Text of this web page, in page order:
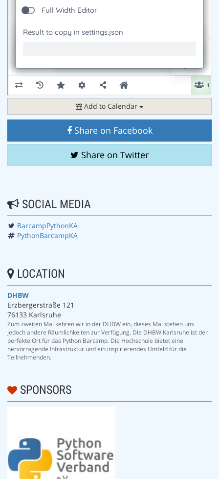
Add to Calendar
Share on Facebook
Share on Twitter
SOCIAL MEDIA
BarcampPythonKA
PythonBarcampKA
LOCATION
DHBW
Erzbergerstraße 121
76133 Karlsruhe
Zum zweiten Mal kehren wir in der DHBW ein, dieses Mal stehen uns
jedoch andere Räumlichkeiten zur Verfügung. Die DHBW Karlsruhe ist der
perfekte Ort für das Python Barcamp. Die Hochschule bietet eine
hervorragende Infrastruktur und ein inspirierendes Umfeld für die
Teilnehmenden.
SPONSORS